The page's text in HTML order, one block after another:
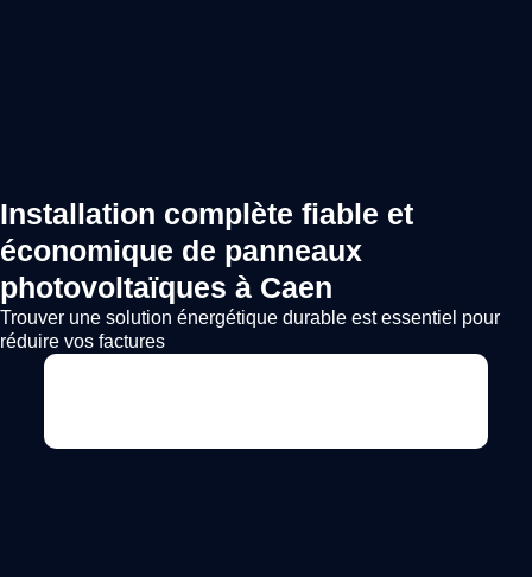
Installation complète fiable et
économique de panneaux
photovoltaïques à Caen
Trouver une solution énergétique durable est essentiel pour
réduire vos factures